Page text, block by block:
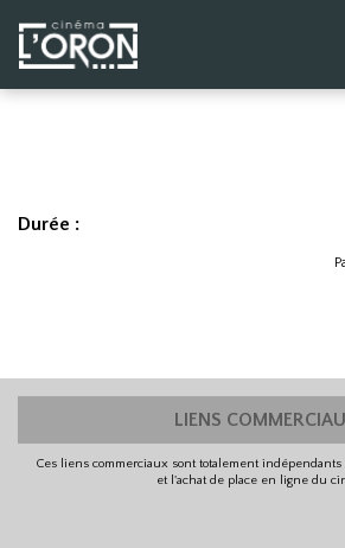
Durée :
LIENS
Ces liens commerciaux sont totalement
et l'achat de place en ligne du